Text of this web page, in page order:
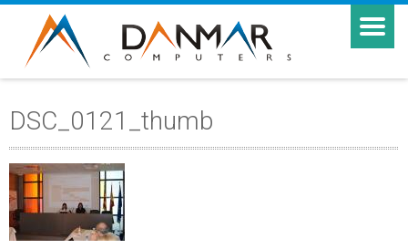
DSC_0121_thumb